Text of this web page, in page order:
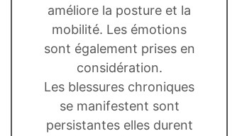
améliore la posture et la
mobilité. Les émotions
sont également prises en
considération.
Les blessures chroniques
se manifestent sont
persistantes elles durent